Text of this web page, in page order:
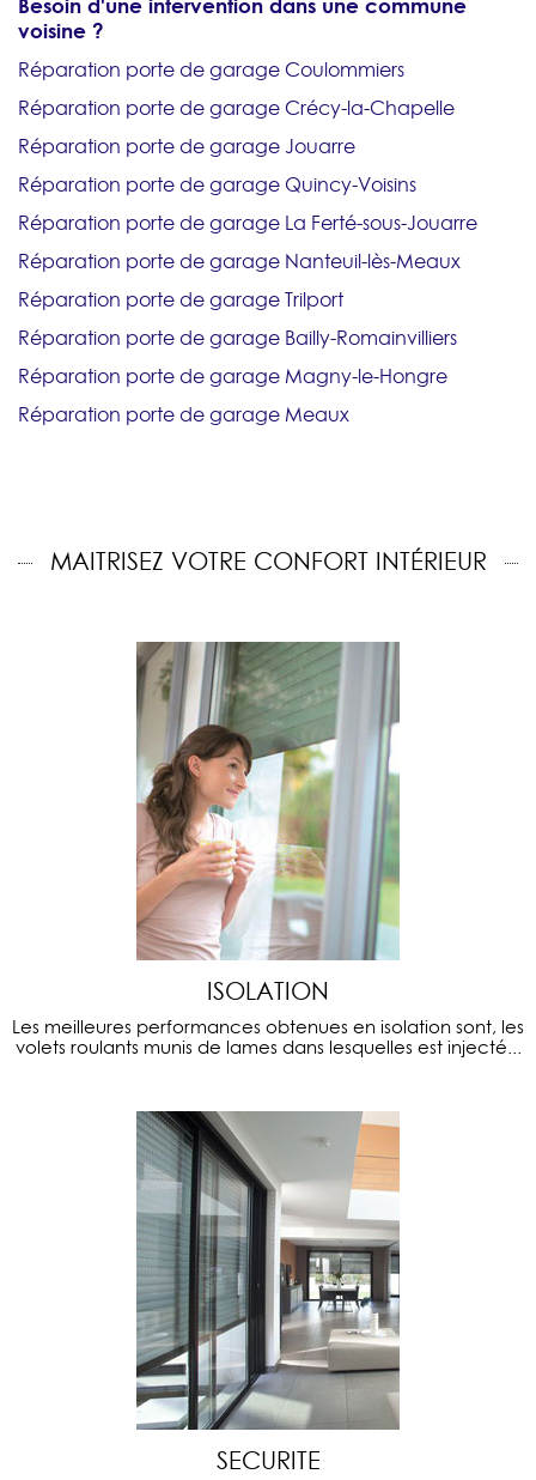
voisine ?
Réparation porte de garage Coulommiers
Réparation porte de garage Crécy-la-Chapelle
Réparation porte de garage Jouarre
Réparation porte de garage Quincy-Voisins
Réparation porte de garage La Ferté-sous-Jouarre
Réparation porte de garage Nanteuil-lès-Meaux
Réparation porte de garage Trilport
Réparation porte de garage Bailly-Romainvilliers
Réparation porte de garage Magny-le-Hongre
Réparation porte de garage Meaux
MAITRISEZ VOTRE CONFORT INTÉRIEUR
ISOLATION
Les meilleures performances obtenues en isolation sont, les
volets roulants munis de lames dans lesquelles est injecté...
SECURITE